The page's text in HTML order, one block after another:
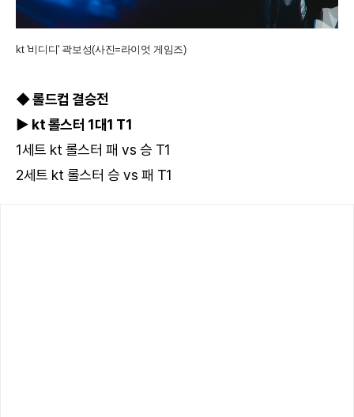
kt '비디디' 곽보성(사진=라이엇 게임즈)
◆ 롤드컵 결승전
▶ kt 롤스터 1대1 T1
1세트 kt 롤스터 패 vs 승 T1
2세트 kt 롤스터 승 vs 패 T1